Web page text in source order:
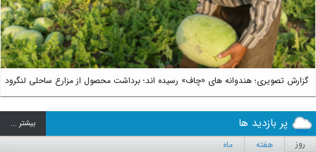
گزارش تصویری؛ هندوانه های «چاف» رسیده اند؛ برداشت محصول از مزارع ساحلی لنگرود
پر بازدید ها بيشتر ...
روز هفته ماه